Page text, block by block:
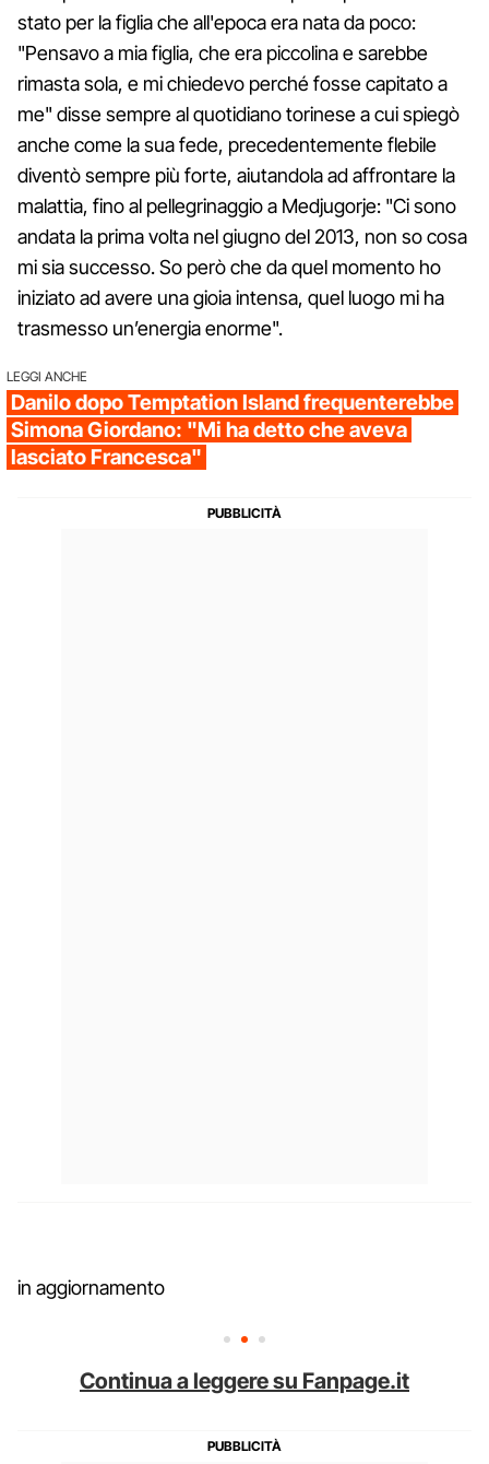
stato per la figlia che all'epoca era nata da poco:
"Pensavo a mia figlia, che era piccolina e sarebbe
rimasta sola, e mi chiedevo perché fosse capitato a
me" disse sempre al quotidiano torinese a cui spiegò
anche come la sua fede, precedentemente flebile
diventò sempre più forte, aiutandola ad affrontare la
malattia, fino al pellegrinaggio a Medjugorje: "Ci sono
andata la prima volta nel giugno del 2013, non so cosa
mi sia successo. So però che da quel momento ho
iniziato ad avere una gioia intensa, quel luogo mi ha
trasmesso un’energia enorme".
LEGGI ANCHE
Danilo dopo Temptation Island frequenterebbe
Simona Giordano: "Mi ha detto che aveva
lasciato Francesca"
in aggiornamento
Continua a leggere su Fanpage.it